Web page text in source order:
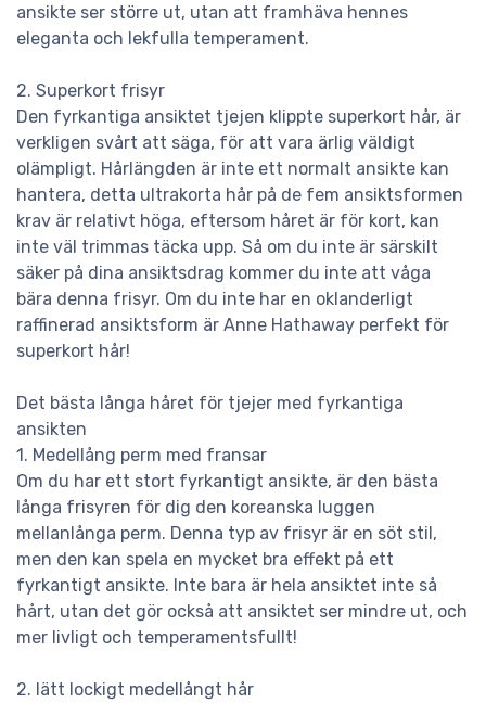
ansikte ser större ut, utan att framhäva hennes
eleganta och lekfulla temperament.
2. Superkort frisyr
Den fyrkantiga ansiktet tjejen klippte superkort hår, är
verkligen svårt att säga, för att vara ärlig väldigt
olämpligt. Hårlängden är inte ett normalt ansikte kan
hantera, detta ultrakorta hår på de fem ansiktsformen
krav är relativt höga, eftersom håret är för kort, kan
inte väl trimmas täcka upp. Så om du inte är särskilt
säker på dina ansiktsdrag kommer du inte att våga
bära denna frisyr. Om du inte har en oklanderligt
raffinerad ansiktsform är Anne Hathaway perfekt för
superkort hår!
Det bästa långa håret för tjejer med fyrkantiga
ansikten
1. Medellång perm med fransar
Om du har ett stort fyrkantigt ansikte, är den bästa
långa frisyren för dig den koreanska luggen
mellanlånga perm. Denna typ av frisyr är en söt stil,
men den kan spela en mycket bra effekt på ett
fyrkantigt ansikte. Inte bara är hela ansiktet inte så
hårt, utan det gör också att ansiktet ser mindre ut, och
mer livligt och temperamentsfullt!
2. lätt lockigt medellångt hår